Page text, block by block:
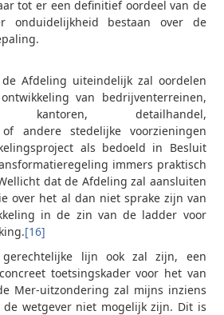
tot er een definitief oordeel van de
bestaan over de
Afdeling uiteindelijk zal oordelen
van bedrijventerreinen,
kantoren, detailhandel,
of andere stedelijke voorzieningen
als bedoeld in Besluit
immers praktisch
dat de Afdeling zal aansluiten
over het al dan niet sprake zijn van
in de zin van de ladder voor
[16]
lijn ook zal zijn, een
toetsingskader voor het van
Mer-uitzondering zal mijns inziens
wetgever niet mogelijk zijn. Dit is